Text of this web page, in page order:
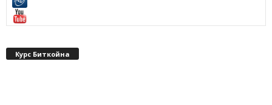
Курс Биткойна